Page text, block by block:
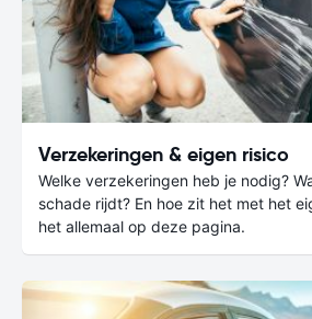
Verzekeringen & eigen risico
Welke verzekeringen heb je nodig?
schade rijdt? En hoe zit het met het
het allemaal op deze pagina.